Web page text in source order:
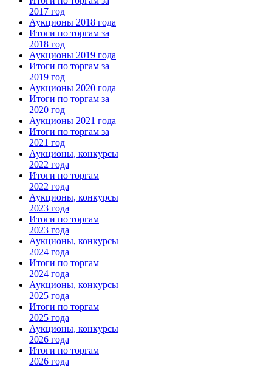
2017 год
Аукционы 2018 года
Итоги по торгам за
2018 год
Аукционы 2019 года
Итоги по торгам за
2019 год
Аукционы 2020 года
Итоги по торгам за
2020 год
Аукционы 2021 года
Итоги по торгам за
2021 год
Аукционы, конкурсы
2022 года
Итоги по торгам
2022 года
Аукционы, конкурсы
2023 года
Итоги по торгам
2023 года
Аукционы, конкурсы
2024 года
Итоги по торгам
2024 года
Аукционы, конкурсы
2025 года
Итоги по торгам
2025 года
Аукционы, конкурсы
2026 года
Итоги по торгам
2026 года